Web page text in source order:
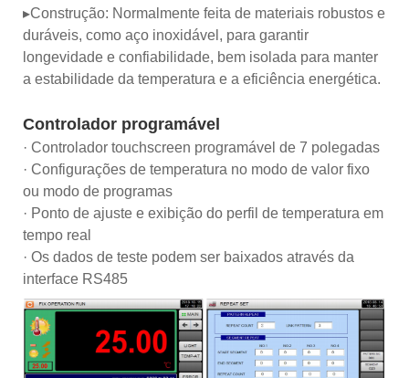
▸Construção: Normalmente feita de materiais robustos e
duráveis, como aço inoxidável, para garantir
longevidade e confiabilidade, bem isolada para manter
a estabilidade da temperatura e a eficiência energética.
Controlador programável
· Controlador touchscreen programável de 7 polegadas
· Configurações de temperatura no modo de valor fixo
ou modo de programas
· Ponto de ajuste e exibição do perfil de temperatura em
tempo real
· Os dados de teste podem ser baixados através da
interface RS485